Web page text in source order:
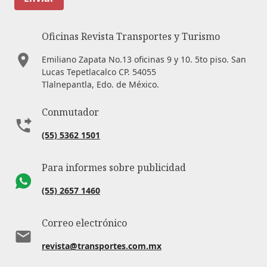
Oficinas Revista Transportes y Turismo
Emiliano Zapata No.13 oficinas 9 y 10. 5to piso. San
Lucas Tepetlacalco CP. 54055
Tlalnepantla, Edo. de México.
Conmutador
(55) 5362 1501
Para informes sobre publicidad
(55) 2657 1460
Correo electrónico
revista@transportes.com.mx